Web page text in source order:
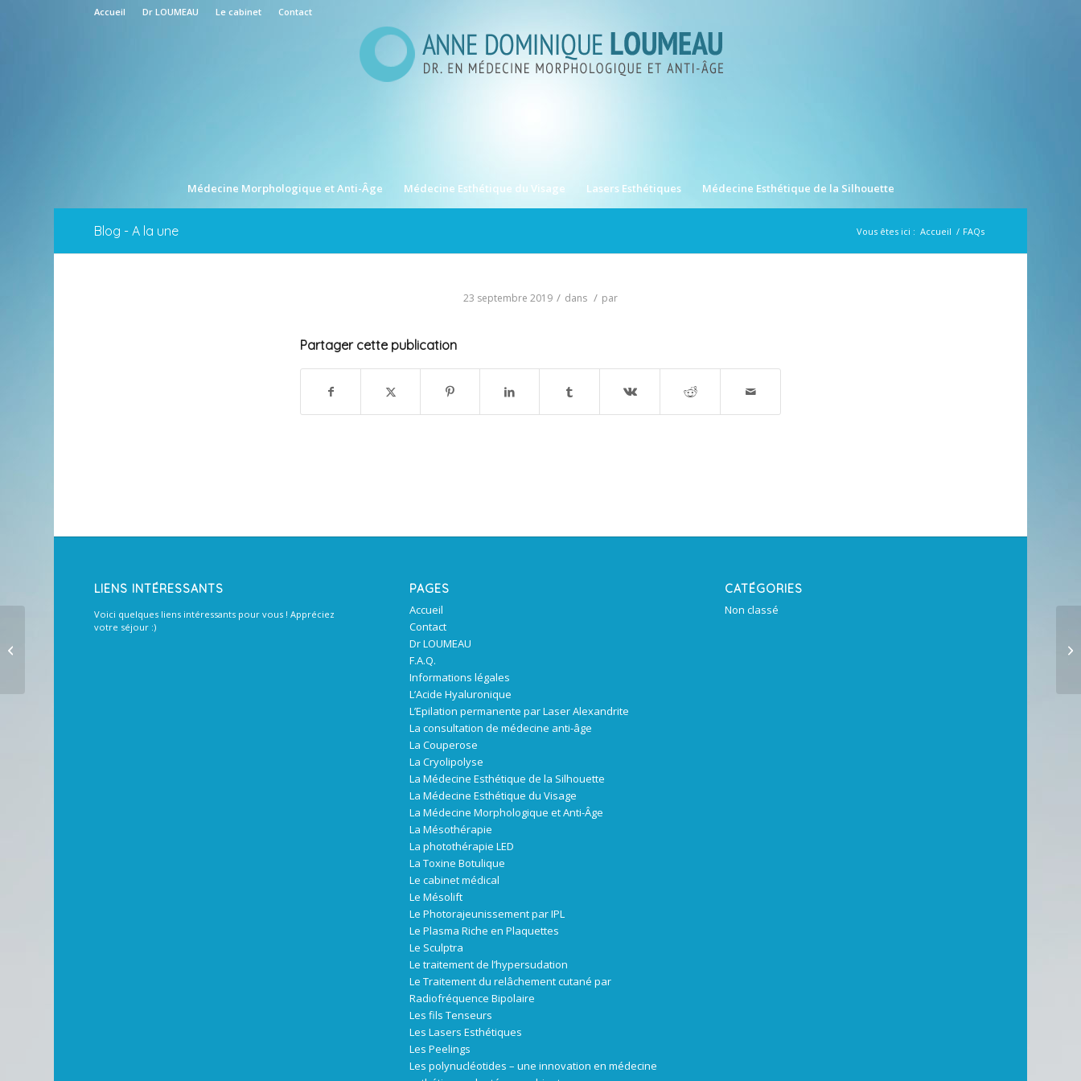
Accueil Dr LOUMEAU Le cabinet Contact
Médecine Morphologique et Anti-Âge Médecine Esthétique du Visage Lasers Esthétiques Médecine Esthétique de la Silhouette
Blog - A la une Vous êtes ici : Accueil / FAQs
23 septembre 2019 / dans / par
Partager cette publication
LIENS INTÉRESSANTS
Voici quelques liens intéressants pour vous ! Appréciez
votre séjour :)
PAGES
Accueil
Contact
Dr LOUMEAU
F.A.Q.
Informations légales
L’Acide Hyaluronique
L’Epilation permanente par Laser Alexandrite
La consultation de médecine anti-âge
La Couperose
La Cryolipolyse
La Médecine Esthétique de la Silhouette
La Médecine Esthétique du Visage
La Médecine Morphologique et Anti-Âge
La Mésothérapie
La photothérapie LED
La Toxine Botulique
Le cabinet médical
Le Mésolift
Le Photorajeunissement par IPL
Le Plasma Riche en Plaquettes
Le Sculptra
Le traitement de l’hypersudation
Le Traitement du relâchement cutané par
Radiofréquence Bipolaire
Les fils Tenseurs
Les Lasers Esthétiques
Les Peelings
Les polynucléotides – une innovation en médecine
CATÉGORIES
Non classé